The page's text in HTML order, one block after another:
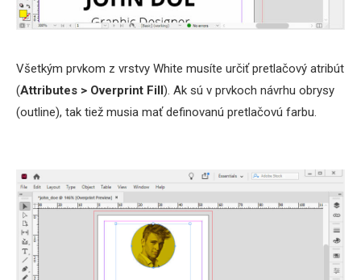
Všetkým prvkom z vrstvy White musíte určiť pretlačový atribút
(Attributes > Overprint Fill). Ak sú v prvkoch návrhu obrysy
(outline), tak tiež musia mať definovanú pretlačovú farbu.